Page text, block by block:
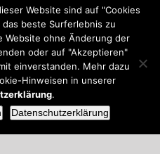
Kontakt
Graz
| ALL RIGHTS
Website sind auf "Cookies
beste Surferlebnis zu
Website ohne Änderung der
oder auf "Akzeptieren"
einverstanden. Mehr dazu
Hinweisen in unserer
.
Datenschutzerklärung